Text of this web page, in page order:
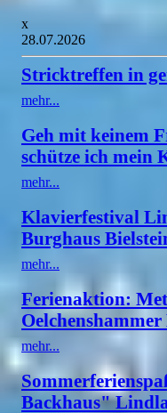
x
28.07.2026
Stricktreffen in
mehr...
Geh mit keinem
schütze ich mein
mehr...
Klavierfestival
Burghaus
mehr...
Ferienaktion:
mehr...
Backhaus"